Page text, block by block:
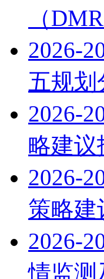
（
2026-
五规划
2026-
略建议
2026-
策略建
2026-
情监测